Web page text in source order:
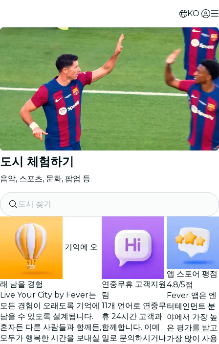
KO
도시 체험하기
음악, 스포츠, 문화, 팝업 등
도시 찾기
기억에 오
래 남을 경험
Live Your City by Fever는
모든 경험이 오래도록 기억에
남을 수 있도록 설계됩니다.
혼자든 다른 사람들과 함께든,
모두가 행복한 시간을 보내실
연중무휴 고객지원
팀
11개 언어로 연중무
휴 24시간 고객과
함께합니다. 이메
일로 문의하시거나
앱 스토어 평점
4.8/5점
Fever 앱은 엔
터테인먼트 분
야에서 가장 높
은 평가를 받고
가장 많이 사용